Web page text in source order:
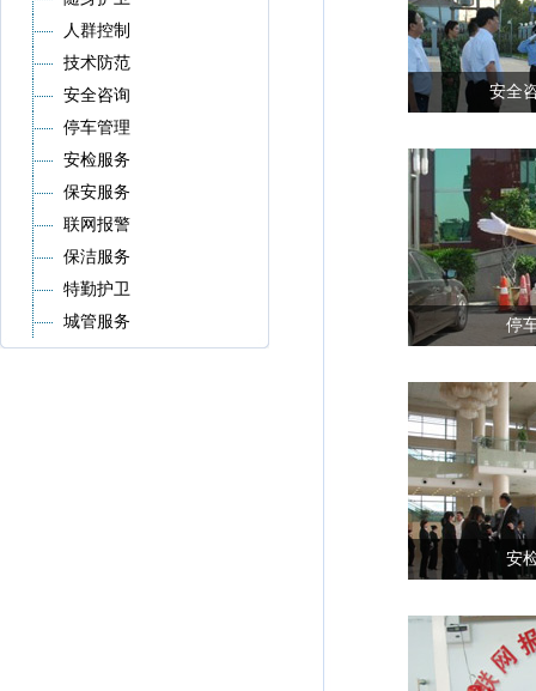
人群控制
技术防范
安全咨询
停车管理
安检服务
保安服务
联网报警
保洁服务
特勤护卫
城管服务
安全
停
安